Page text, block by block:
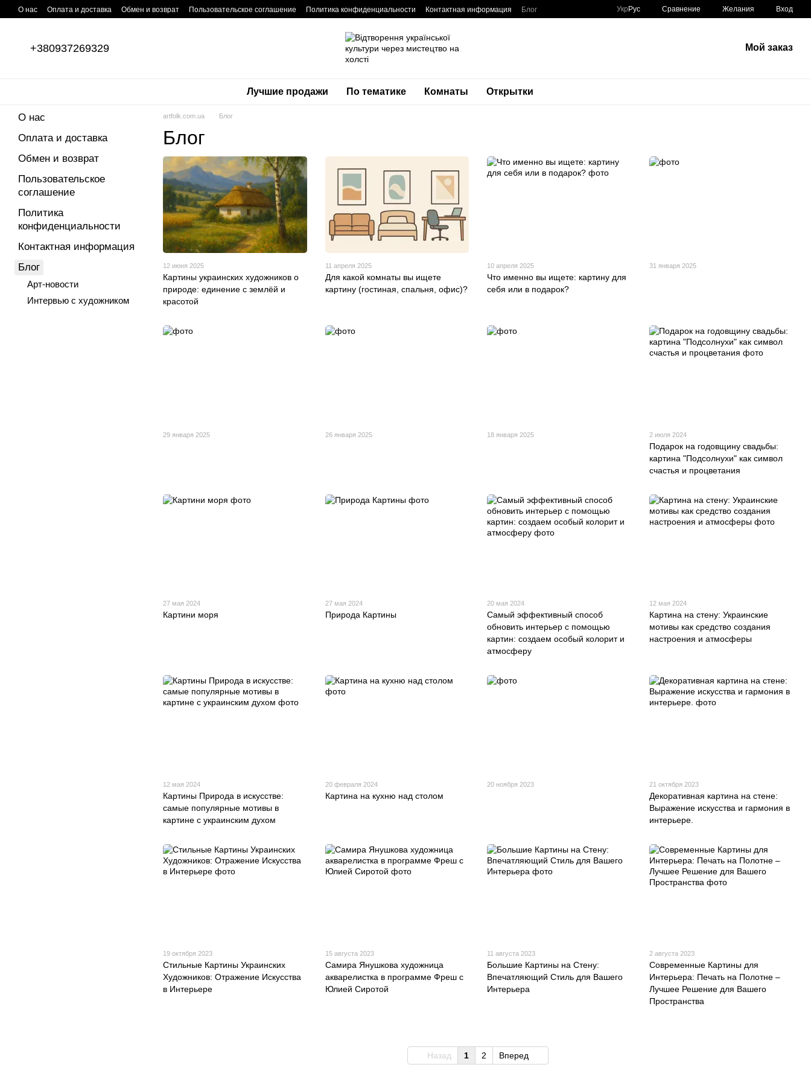
Перейти к основному контенту
О нас Оплата и доставка Обмен и возврат Пользовательское соглашение Политика конфиденциальности Контактная информация Блог Укр Рус Сравнение Желания Вход
+380937269329 Мой заказ
Лучшие продажи По тематике Комнаты Открытки
artfolk.com.ua Блог
Блог
12 июня 2025
Картины украинских художников о
природе: единение с землёй и
красотой
11 апреля 2025
Для какой комнаты вы ищете
картину (гостиная, спальня, офис)?
10 апреля 2025
Что именно вы ищете: картину для
себя или в подарок?
31 января 2025
29 января 2025 26 января 2025 18 января 2025 2 июля 2024
Подарок на годовщину свадьбы:
картина "Подсолнухи" как символ
счастья и процветания
27 мая 2024
Картини моря
27 мая 2024
Природа Картины
20 мая 2024
Самый эффективный способ
обновить интерьер с помощью
картин: создаем особый колорит и
атмосферу
12 мая 2024
Картина на стену: Украинские
мотивы как средство создания
настроения и атмосферы
12 мая 2024
Картины Природа в искусстве:
самые популярные мотивы в
картине с украинским духом
20 февраля 2024
Картина на кухню над столом
20 ноября 2023 21 октября 2023
Декоративная картина на стене:
Выражение искусства и гармония в
интерьере.
19 октября 2023
Стильные Картины Украинских
Художников: Отражение Искусства
в Интерьере
15 августа 2023
Самира Янушкова художница
акварелистка в программе Фреш с
Юлией Сиротой
11 августа 2023
Большие Картины на Стену:
Впечатляющий Стиль для Вашего
Интерьера
2 августа 2023
Современные Картины для
Интерьера: Печать на Полотне –
Лучшее Решение для Вашего
Пространства
Назад 1 2 Вперед
О нас
Оплата и доставка
Обмен и возврат
Пользовательское
соглашение
Политика
конфиденциальности
Контактная информация
Блог
Арт-новости
Интервью с художником